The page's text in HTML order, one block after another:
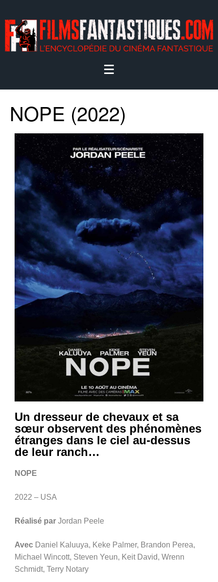
NOPE (2022)
Un dresseur de chevaux et sa
sœur observent des phénomènes
étranges dans le ciel au-dessus
de leur ranch…
NOPE
2022 – USA
Réalisé par Jordan Peele
Avec Daniel Kaluuya, Keke Palmer, Brandon Perea,
Michael Wincott, Steven Yeun, Keit David, Wrenn
Schmidt, Terry Notary